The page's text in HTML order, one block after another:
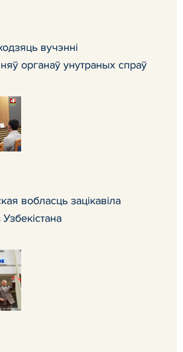
вучэнні
органаў унутраных спраў
вобласць зацікавіла